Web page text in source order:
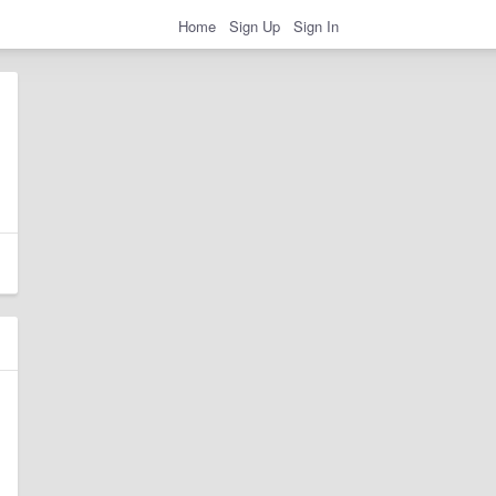
Home Sign Up Sign In